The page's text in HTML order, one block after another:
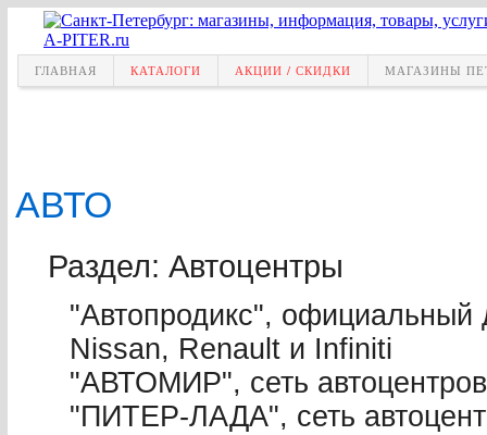
ГЛАВНАЯ КАТАЛОГИ АКЦИИ / СКИДКИ МАГАЗИНЫ
АВТО
Раздел: Автоцентры
"Автопродикс", официальный
Nissan, Renault и Infiniti
"АВТОМИР", сеть
"ПИТЕР-ЛАДА", сеть